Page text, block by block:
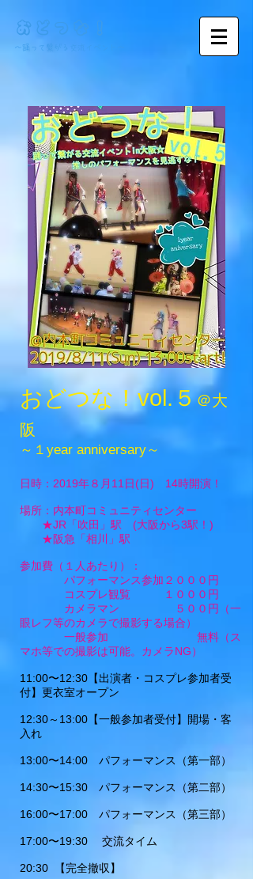
おどつな！
​～踊って繋がる交流イベント～
おどつな！vol.５＠大
阪
～１year anniversary～
日時：2019年８月11日(日) 14時開演！
場所：内本町コミュニティセンター
★JR「吹田」駅 (大阪から3駅！)
★阪急「相川」駅
参加費（１人あたり）：
パフォーマンス参加２０００円
コスプレ観覧 １０００円
カメラマン ５００円（一
眼レフ等のカメラで撮影する場合）
一般参加 無料​（ス
マホ等での撮影は可能。カメラNG）
11:00〜12:30【出演者・コスプレ参加者受
付】更衣室オープン
12:30～13:00【一般参加者受付】開場・客
入れ
13:00〜14:00 パフォーマンス（第一部）
14:30〜15:30 パフォーマンス（第二部）
16:00〜17:00 パフォーマンス（第三部）
17:00〜19:30 交流タイム
20:30 【完全撤収】